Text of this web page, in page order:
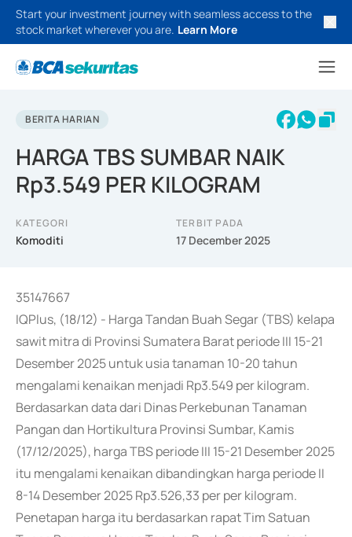
Start your investment journey with seamless access to the
stock market wherever you are. Learn More
BERITA HARIAN
HARGA TBS SUMBAR NAIK
Rp3.549 PER KILOGRAM
KATEGORI
Komoditi
TERBIT PADA
17 December 2025
35147667
IQPlus, (18/12) - Harga Tandan Buah Segar (TBS) kelapa
sawit mitra di Provinsi Sumatera Barat periode III 15-21
Desember 2025 untuk usia tanaman 10-20 tahun
mengalami kenaikan menjadi Rp3.549 per kilogram.
Berdasarkan data dari Dinas Perkebunan Tanaman
Pangan dan Hortikultura Provinsi Sumbar, Kamis
(17/12/2025), harga TBS periode III 15-21 Desember 2025
itu mengalami kenaikan dibandingkan harga periode II
8-14 Desember 2025 Rp3.526,33 per per kilogram.
Penetapan harga itu berdasarkan rapat Tim Satuan